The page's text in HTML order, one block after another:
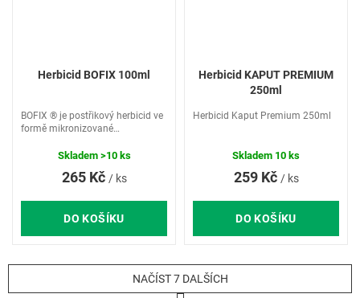
Herbicid BOFIX 100ml
265 Kč / ks
DO KOŠÍKU
BOFIX ® je postřikový herbicid ve
formě mikronizované
dvouděložných jednoletých a
Skladem >10 ks
Herbicid KAPUT PREMIUM
250ml
259 Kč / ks
DO KOŠÍKU
Herbicid Kaput Premium 250ml
Skladem 10 ks
NAČÍST 7 DALŠÍCH